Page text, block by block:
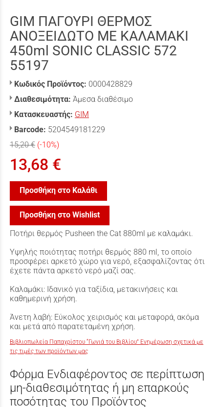
GIM ΠΑΓΟΥΡΙ ΘΕΡΜΟΣ
ΑΝΟΞΕΙΔΩΤΟ ΜΕ ΚΑΛΑΜΑΚΙ
450ml SONIC CLASSIC 572
55197
Κωδικός Προϊόντος: 0000428829
Διαθεσιμότητα: Άμεσα διαθέσιμο
Κατασκευαστής: GIM
Barcode: 5204549181229
15,20 € (-10%)
13,68 €
Προσθήκη στο Καλάθι
Προσθήκη στο Wishlist
Ποτήρι θερμός Pusheen the Cat 880ml με καλαμάκι.
Υψηλής ποιότητας ποτήρι θερμός 880 ml, το οποίο
προσφέρει αρκετό χώρο για νερό, εξασφαλίζοντας ότι
έχετε πάντα αρκετό νερό μαζί σας.
Καλαμάκι: Ιδανικό για ταξίδια, μετακινήσεις και
καθημερινή χρήση.
Άνετη λαβή: Εύκολος χειρισμός και μεταφορά, ακόμα
και μετά από παρατεταμένη χρήση.
Βιβλιοπωλεία Παπαχρίστου “Γωνιά του Βιβλίου” Ενημέρωση σχετικά με
τις τιμές των προϊόντων μας
Φόρμα Ενδιαφέροντος σε περίπτωση
μη-διαθεσιμότητας ή μη επαρκούς
ποσότητας του Προϊόντος